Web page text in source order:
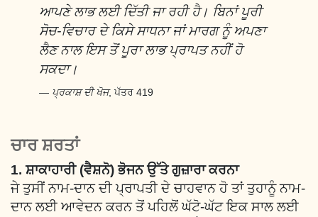
ਆਪਣੇ ਲਾਭ ਲਈ ਦਿੱਤੀ ਜਾ ਰਹੀ ਹੈ। ਬਿਨਾਂ ਪੂਰੀ
ਸੋਚ-ਵਿਚਾਰ ਦੇ ਕਿਸੇ ਸਾਧਨਾ ਜਾਂ ਮਾਰਗ ਨੂੰ ਅਪਣਾ
ਲੈਣ ਨਾਲ ਇਸ ਤੋਂ ਪੂਰਾ ਲਾਭ ਪ੍ਰਾਪਤ ਨਹੀਂ ਹੋ
ਸਕਦਾ।
ਪ੍ਰਕਾਸ਼ ਦੀ ਖੋਜ, ਪੱਤਰ 419
ਚਾਰ ਸ਼ਰਤਾਂ
1. ਸ਼ਾਕਾਹਾਰੀ (ਵੈਸ਼ਨੋ) ਭੋਜਨ ਉੱਤੇ ਗੁਜ਼ਾਰਾ ਕਰਨਾ
ਜੇ ਤੁਸੀਂ ਨਾਮ-ਦਾਨ ਦੀ ਪ੍ਰਾਪਤੀ ਦੇ ਚਾਹਵਾਨ ਹੋ ਤਾਂ ਤੁਹਾਨੂੰ ਨਾਮ-
ਦਾਨ ਲਈ ਆਵੇਦਨ ਕਰਨ ਤੋਂ ਪਹਿਲੋਂ ਘੱਟੋ-ਘੱਟ ਇਕ ਸਾਲ ਲਈ